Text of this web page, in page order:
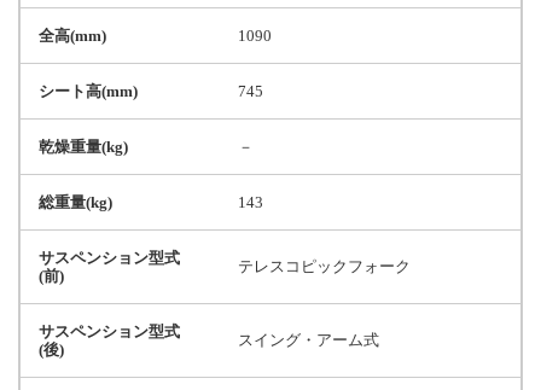
全高(mm) 1090
シート高(mm) 745
乾燥重量(kg) －
総重量(kg) 143
サスペンション型式
(前)
テレスコピックフォーク
サスペンション型式
(後)
スイング・アーム式